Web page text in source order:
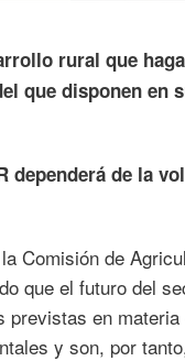
rural que
que disponen en
dependerá de la
Comisión de
que el futuro del
en
y son, por